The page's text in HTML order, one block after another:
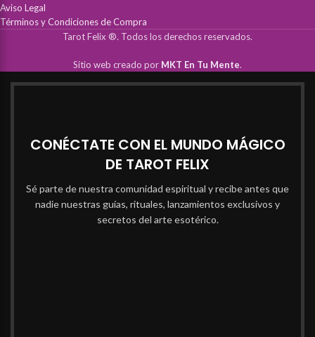
Aviso Legal
Términos y Condiciones de Compra
Tarot Felix ®. Todos los derechos reservados.
Sitio web creado por MKT En Tu Mente.
CONÉCTATE CON EL MUNDO MÁGICO
DE TAROT FELIX
Sé parte de nuestra comunidad espiritual y recibe antes que
nadie nuestras guías, rituales, lanzamientos exclusivos y
secretos del arte esotérico.